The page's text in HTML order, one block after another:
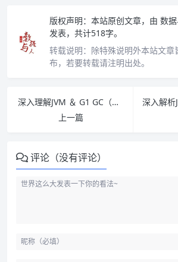
版权声明： 本站原创文章，由 数
发表，共计518字。
转载说明： 除特殊说明外本站文章
布，若要转载请注明出处。
深入理解JVM ＆ G1 GC（周明耀）PDF下载
上一篇
评论（没有评论）